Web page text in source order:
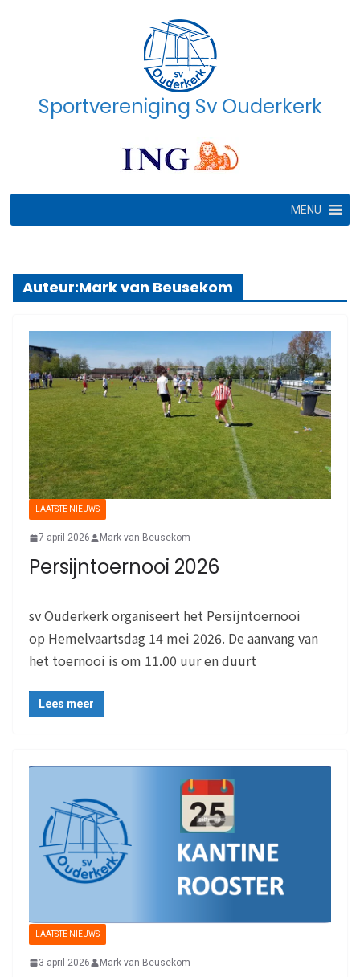
Sportvereniging Sv Ouderkerk
MENU
Auteur:Mark van Beusekom
LAATSTE NIEUWS
7 april 2026 Mark van Beusekom
Persijntoernooi 2026
sv Ouderkerk organiseert het Persijntoernooi
op Hemelvaartsdag 14 mei 2026. De aanvang van
het toernooi is om 11.00 uur en duurt
Lees meer
LAATSTE NIEUWS
3 april 2026 Mark van Beusekom